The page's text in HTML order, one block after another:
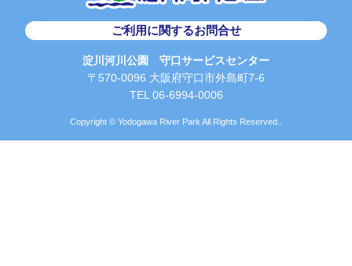
ご利用に関するお問合せ
淀川河川公園 守口サービスセンター
〒570-0096 大阪府守口市外島町7-6
TEL 06-6994-0006
Copyright © Yodogawa River Park All Rights Reserved..